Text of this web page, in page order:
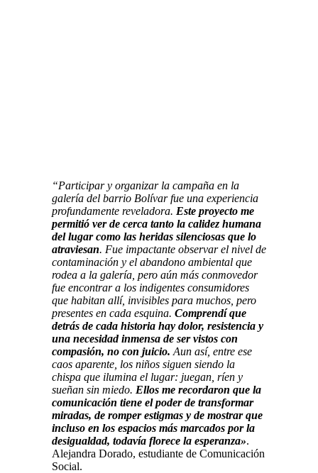
“Participar y organizar la campaña en la
galería del barrio Bolívar fue una experiencia
profundamente reveladora. Este proyecto me
permitió ver de cerca tanto la calidez humana
del lugar como las heridas silenciosas que lo
atraviesan. Fue impactante observar el nivel de
contaminación y el abandono ambiental que
rodea a la galería, pero aún más conmovedor
fue encontrar a los indigentes consumidores
que habitan allí, invisibles para muchos, pero
presentes en cada esquina. Comprendí que
detrás de cada historia hay dolor, resistencia y
una necesidad inmensa de ser vistos con
compasión, no con juicio. Aun así, entre ese
caos aparente, los niños siguen siendo la
chispa que ilumina el lugar: juegan, ríen y
sueñan sin miedo. Ellos me recordaron que la
comunicación tiene el poder de transformar
miradas, de romper estigmas y de mostrar que
incluso en los espacios más marcados por la
desigualdad, todavía florece la esperanza».
Alejandra Dorado, estudiante de Comunicación
Social.